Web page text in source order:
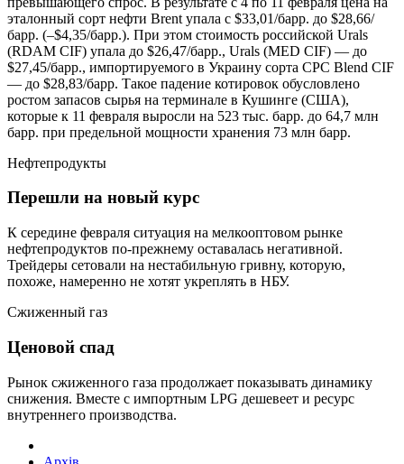
эталонный сорт нефти Brent упала с $33,01/барр. до $28,66/
барр. (–$4,35/барр.). При этом стоимость российской Urals
(RDAM CIF) упала до $26,47/барр., Urals (MED CIF) — до
$27,45/барр., импортируемого в Украину сорта CPC Blend CIF
— до $28,83/барр. Такое падение котировок обусловлено
ростом запасов сырья на терминале в Кушинге (США),
которые к 11 февраля выросли на 523 тыс. барр. до 64,7 млн
барр. при предельной мощности хранения 73 млн барр.
Нефтепродукты
Перешли на новый курс
К середине февраля ситуация на мелкооптовом рынке
нефтепродуктов по-прежнему оставалась негативной.
Трейдеры сетовали на нестабильную гривну, которую,
похоже, намеренно не хотят укреплять в НБУ.
Сжиженный газ
Ценовой спад
Рынок сжиженного газа продолжает показывать динамику
снижения. Вместе с импортным LPG дешевеет и ресурс
внутреннего производства.